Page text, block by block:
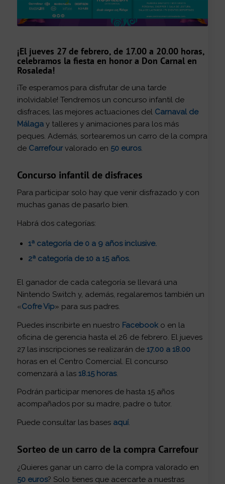
¡El jueves 27 de febrero, de 17.00 a 20.00 horas,
celebramos la fiesta en honor a Don Carnal en
Rosaleda!
¡Te esperamos para disfrutar de una tarde
inolvidable! Tendremos un concurso infantil de
disfraces, las mejores actuaciones del Carnaval de
Málagay talleres y animaciones para los más
peques. Además, sortearemos un carro de la compra
de Carrefourvalorado en 50 euros.
Concurso infantil de disfraces
Para participar solo hay que venir disfrazado y con
muchas ganas de pasarlo bien.
Habrá dos categorías:
1ª categoría de 0 a 9 años inclusive.
2ª categoría de 10 a 15 años.
El ganador de cada categoría se llevará una
Nintendo Switch y, además, regalaremos también un
«Cofre Vip» para sus padres.
Puedes inscribirte en nuestro Facebooko en la
oficina de gerencia hasta el 26 de febrero. El jueves
27 las inscripciones se realizarán de 17.00 a 18.00
horas en el Centro Comercial. El concurso
comenzará a las 18.15 horas.
Podrán participar menores de hasta 15 años
acompañados por su madre, padre o tutor.
Puede consultar las bases aquí.
Sorteo de un carro de la compra Carrefour
¿Quieres ganar un carro de la compra valorado en
50 euros? Solo tienes que acercarte a nuestras